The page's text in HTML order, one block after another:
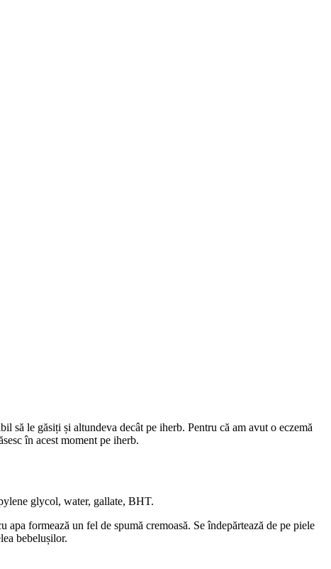
să le găsiți și altundeva decât pe iherb. Pentru că am avut o eczemă
în acest moment pe iherb.
glycol, water, gallate, BHT.
formează un fel de spumă cremoasă. Se îndepărtează de pe piele
bebelușilor.